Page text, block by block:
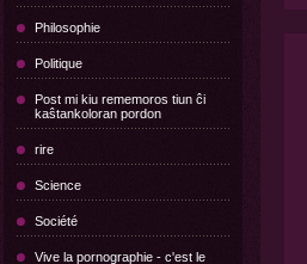
Philosophie
Politique
Post mi kiu rememoros tiun ĉi
kaŝtankoloran pordon
rire
Science
Société
Vive la pornographie - c'est le